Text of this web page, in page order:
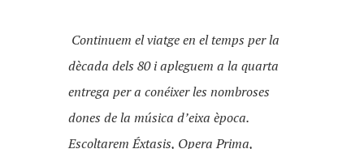
Continuem el viatge en el temps per la
dècada dels 80 i apleguem a la quarta
entrega per a conéixer les nombroses
dones de la música d’eixa època.
Escoltarem Éxtasis, Opera Prima,